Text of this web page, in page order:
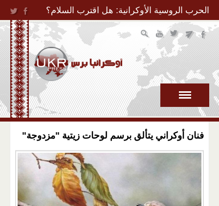
Jump to Navigation
الحرب الروسية الأوكرانية: هل اقترب السلام؟
فنان أوكراني يتألق برسم لوحات زيتية "مزدوجة"